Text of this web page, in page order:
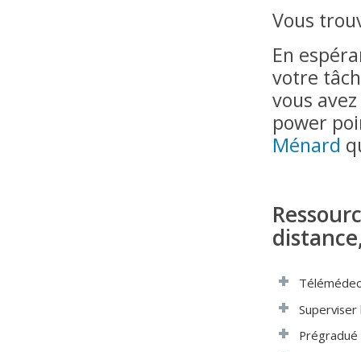
Vous
En
votre
vous
power
Ménard
Prégradué